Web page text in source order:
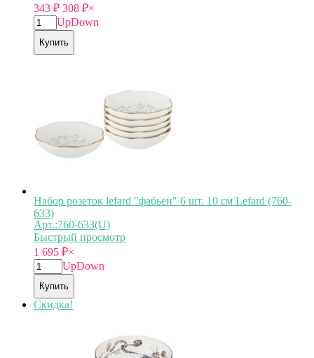
343 ₽ 308 ₽×
UpDown
Купить
Набор розеток lefard "фабьен" 6 шт. 10 см Lefard (760-
633)
Арт.:760-633(U)
Быстрый просмотр
1 695 ₽×
UpDown
Купить
Скидка!